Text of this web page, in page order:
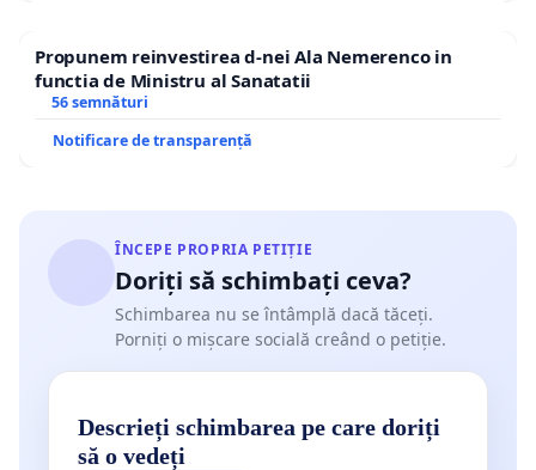
Propunem reinvestirea d-nei Ala Nemerenco in
functia de Ministru al Sanatatii
56 semnături
Notificare de transparență
ÎNCEPE PROPRIA PETIȚIE
Doriți să schimbați ceva?
Schimbarea nu se întâmplă dacă tăceți.
Porniți o mișcare socială creând o petiție.
Descrieți schimbarea pe care doriți
să o vedeți